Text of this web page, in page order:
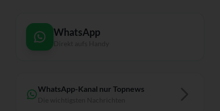
WhatsApp
WhatsApp-Kanal nur Topnews